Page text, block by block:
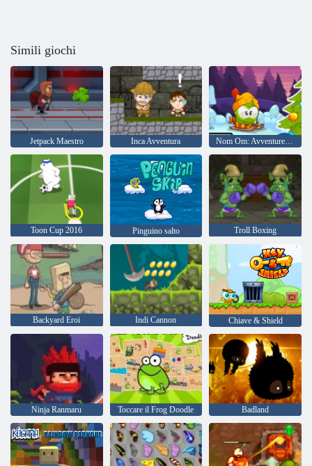
Simili giochi
Jetpack Maestro Inca Avventura Nom Om: Avventure invernali
Toon Cup 2016 Pinguino salto Troll Boxing
Backyard Eroi Indi Cannon Chiave & Shield
Ninja Ranmaru Toccare il Frog Doodle Badland